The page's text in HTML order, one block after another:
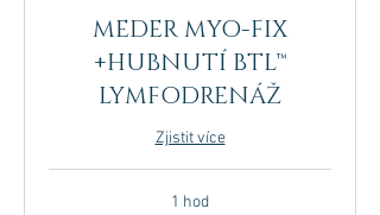
MEDER MYO-FIX
+HUBNUTÍ BTL™
LYMFODRENÁŽ
Zjistit více
1 hod